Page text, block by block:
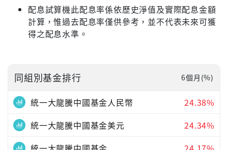
配息試算機此配息率係依歷史淨值及實際配息金額
計算，惟過去配息率僅供參考，並不代表未來可獲
得之配息水準。
同組別基金排行 6個月(%)
統一大龍騰中國基金人民幣
24.38%
統一大龍騰中國基金美元
24.34%